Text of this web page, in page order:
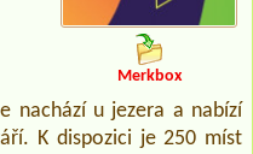
Merkbox
nachází u jezera a nabízí
K dispozici je 250 míst